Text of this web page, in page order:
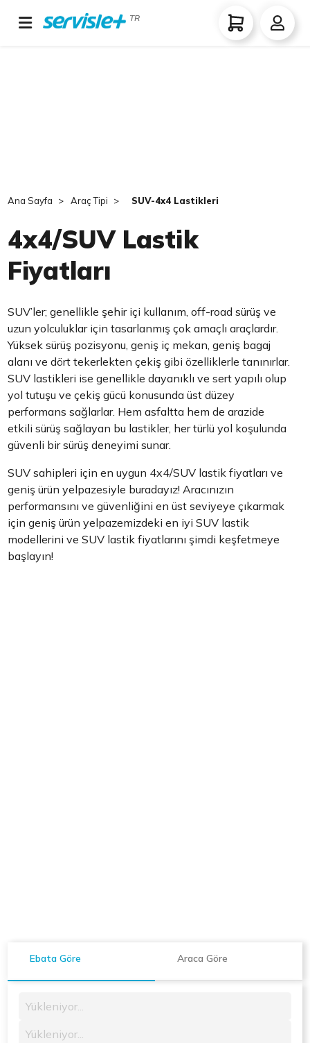
TR
Ana Sayfa Araç Tipi SUV-4x4 Lastikleri
4x4/SUV Lastik
Fiyatları
SUV’ler; genellikle şehir içi kullanım, off-road sürüş ve
uzun yolculuklar için tasarlanmış çok amaçlı araçlardır.
Yüksek sürüş pozisyonu, geniş iç mekan, geniş bagaj
alanı ve dört tekerlekten çekiş gibi özelliklerle tanınırlar.
SUV lastikleri ise genellikle dayanıklı ve sert yapılı olup
yol tutuşu ve çekiş gücü konusunda üst düzey
performans sağlarlar. Hem asfaltta hem de arazide
etkili sürüş sağlayan bu lastikler, her türlü yol koşulunda
güvenli bir sürüş deneyimi sunar.
SUV sahipleri için en uygun 4x4/SUV lastik fiyatları ve
geniş ürün yelpazesiyle buradayız! Aracınızın
performansını ve güvenliğini en üst seviyeye çıkarmak
için geniş ürün yelpazemizdeki en iyi SUV lastik
modellerini ve SUV lastik fiyatlarını şimdi keşfetmeye
başlayın!
Ebata Göre Araca Göre
Yükleniyor...
Yükleniyor...